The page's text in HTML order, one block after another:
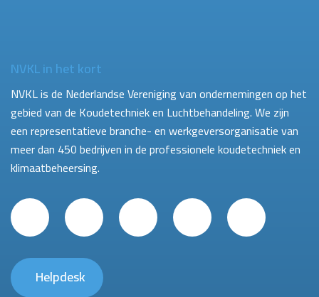
NVKL in het kort
NVKL is de Nederlandse Vereniging van ondernemingen op het
gebied van de Koudetechniek en Luchtbehandeling. We zijn
een representatieve branche- en werkgeversorganisatie van
meer dan 450 bedrijven in de professionele koudetechniek en
klimaatbeheersing.
Helpdesk